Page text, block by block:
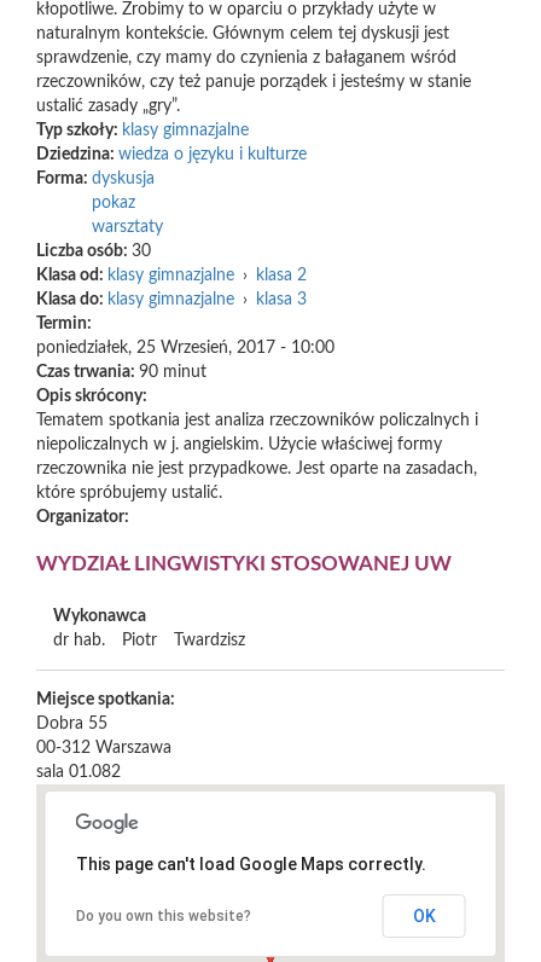
kłopotliwe. Zrobimy to w oparciu o przykłady użyte w
naturalnym kontekście. Głównym celem tej dyskusji jest
sprawdzenie, czy mamy do czynienia z bałaganem wśród
rzeczowników, czy też panuje porządek i jesteśmy w stanie
ustalić zasady „gry”.
Typ szkoły: klasy gimnazjalne
Dziedzina: wiedza o języku i kulturze
Forma: dyskusja
pokaz
warsztaty
Liczba osób: 30
Klasa od: klasy gimnazjalne ›
klasa 2
Klasa do: klasy gimnazjalne ›
klasa 3
Termin:
poniedziałek, 25 Wrzesień, 2017 - 10:00
Czas trwania: 90 minut
Opis skrócony:
Tematem spotkania jest analiza rzeczowników policzalnych i
niepoliczalnych w j. angielskim. Użycie właściwej formy
rzeczownika nie jest przypadkowe. Jest oparte na zasadach,
które spróbujemy ustalić.
Organizator:
WYDZIAŁ LINGWISTYKI STOSOWANEJ UW
Wykonawca
dr hab.
Piotr Twardzisz
Miejsce spotkania:
Dobra 55
00-312 Warszawa
sala 01.082
This page can't load Google Maps correctly.
Do you own this website? OK